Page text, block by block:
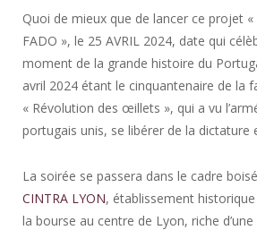
Quoi de mieux que de lancer ce projet «
FADO », le 25 AVRIL 2024, date qui
moment de la grande histoire du
avril 2024 étant le cinquantenaire de la
« Révolution des œillets », qui a vu
portugais unis, se libérer de la dictature
La soirée se passera dans le cadre
CINTRA LYON, établissement
la bourse au centre de Lyon, riche